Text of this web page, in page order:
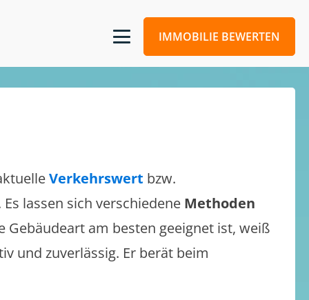
IMMOBILIE BEWERTEN
Verkehrswert bzw.
lassen sich verschiedene Methoden
Gebäudeart am besten geeignet ist, weiß
und zuverlässig. Er berät beim